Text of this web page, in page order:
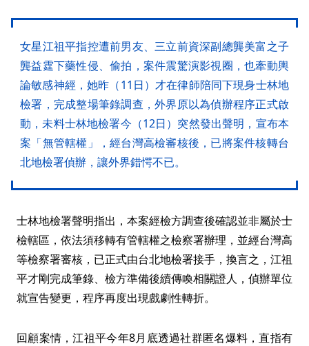
女星江祖平指控遭前男友、三立前資深副總龔美富之子
龔益霆下藥性侵、偷拍，案件震驚演影視圈，也牽動輿
論敏感神經，她昨（11日）才在律師陪同下現身士林地
檢署，完成整場筆錄調查，外界原以為偵辦程序正式啟
動，未料士林地檢署今（12日）突然發出聲明，宣布本
案「無管轄權」，經台灣高檢審核後，已將案件核轉台
北地檢署偵辦，讓外界錯愕不已。
士林地檢署聲明指出，本案經檢方調查後確認並非屬於士
檢轄區，依法須移轉有管轄權之檢察署辦理，並經台灣高
等檢察署審核，已正式由台北地檢署接手，換言之，江祖
平才剛完成筆錄、檢方準備後續傳喚相關證人，偵辦單位
就宣告變更，程序再度出現戲劇性轉折。
回顧案情，江祖平今年8月底透過社群匿名爆料，直指有